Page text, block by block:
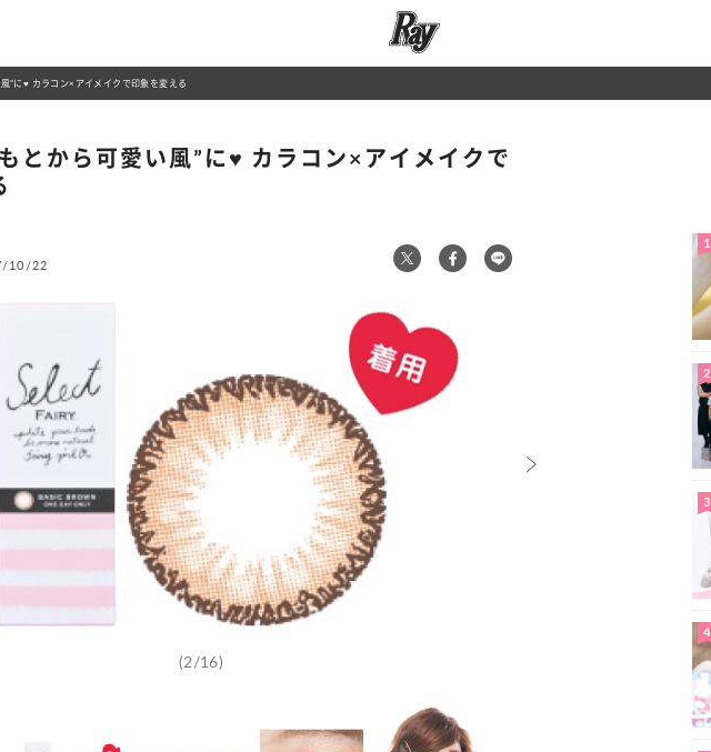
”に♥ カラコン×アイメイクで印象を変える
とから可愛い風”に♥ カラコン×アイメイクで
10/22
(2/16)
1
2
3
4